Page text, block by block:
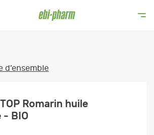
d’ensemble
Romarin huile
- BIO